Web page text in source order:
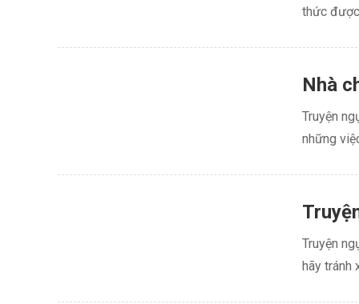
thức
Nhà
Truyện
những
Truyện
hãy tránh